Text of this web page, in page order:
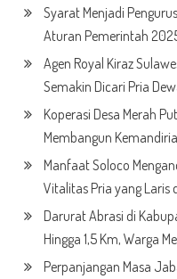
Syarat Menjadi
Aturan Pemerintah
Agen Royal Kiraz
Semakin Dicari Pria
Koperasi Desa Merah
Membangun
Manfaat Soloco
Vitalitas Pria yang Laris
Darurat Abrasi di
Hingga 1,5 Km, Warga
Perpanjangan Masa